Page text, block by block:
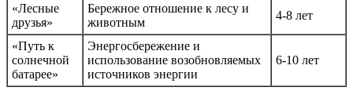
«Лесные
друзья»
Бережное отношение к лесу и
животным
4-8 лет
«Путь к
солнечной
батарее»
Энергосбережение и
использование возобновляемых
источников энергии
6-10 лет